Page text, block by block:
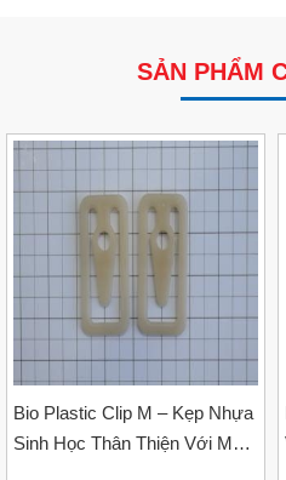
Nút Khóa Bằng Nhựa Cord
Liên
SẢN PHẨM
Bio Plastic Clip M – Kẹp Nhựa
Sinh Học Thân Thiện Với Môi